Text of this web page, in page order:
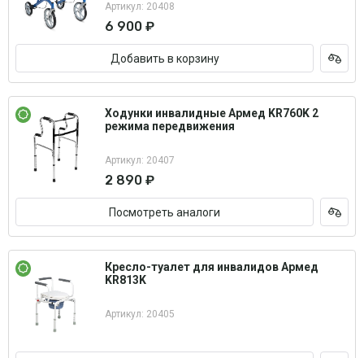
Артикул: 20408
6 900 ₽
Добавить в корзину
Ходунки инвалидные Армед KR760K 2
режима передвижения
Артикул: 20407
2 890 ₽
Посмотреть аналоги
Кресло-туалет для инвалидов Армед
KR813K
Артикул: 20405